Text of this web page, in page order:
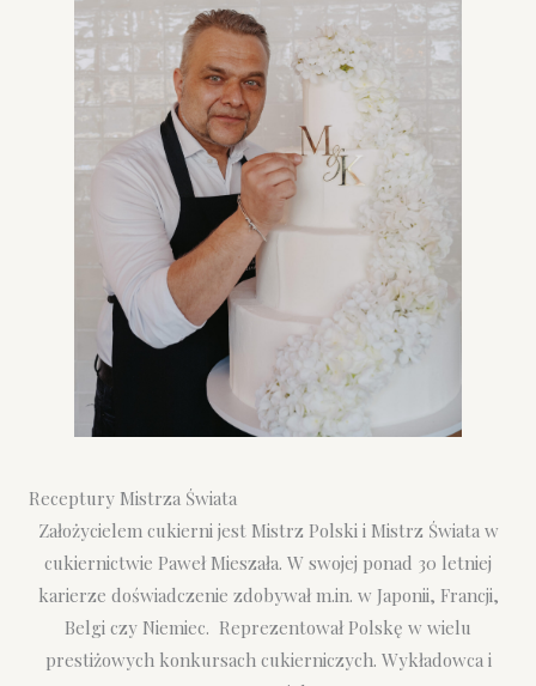
Receptury Mistrza Świata
Założycielem cukierni jest Mistrz Polski i Mistrz Świata w
cukiernictwie Paweł Mieszała. W swojej ponad 30 letniej
karierze doświadczenie zdobywał m.in. w Japonii, Francji,
Belgi czy Niemiec. Reprezentował Polskę w wielu
prestiżowych konkursach cukierniczych. Wykładowca i